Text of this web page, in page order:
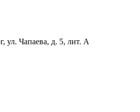
ул. Чапаева, д. 5, лит. А